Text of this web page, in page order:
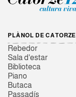
PLÀNOL DE CATORZE
Rebedor
Sala d'estar
Biblioteca
Piano
Butaca
Passadís